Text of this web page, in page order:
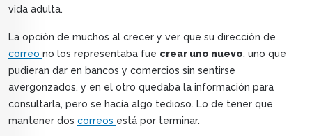
vida adulta.
La opción de muchos al crecer y ver que su dirección de
correo no los representaba fue crear uno nuevo, uno que
pudieran dar en bancos y comercios sin sentirse
avergonzados, y en el otro quedaba la información para
consultarla, pero se hacía algo tedioso. Lo de tener que
mantener dos correos está por terminar.